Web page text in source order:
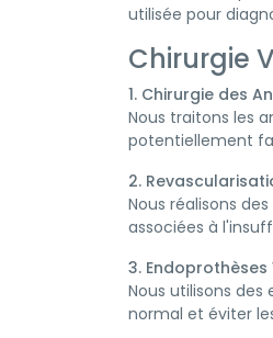
utilisée pour
Chirurgie
1. Chirurgie des
Nous traitons les
potentiellement
2.
Nous réalisons
associées à
3.
Nous utilisons
normal et éviter